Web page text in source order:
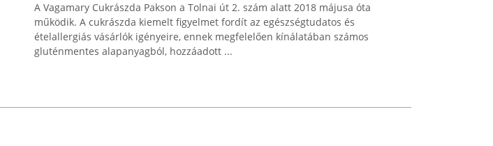
A Vagamary Cukrászda Pakson a Tolnai út 2. szám alatt 2018 májusa óta
működik. A cukrászda kiemelt figyelmet fordít az egészségtudatos és
ételallergiás vásárlók igényeire, ennek megfelelően kínálatában számos
gluténmentes alapanyagból, hozzáadott ...